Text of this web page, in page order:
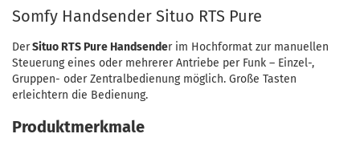
Somfy Handsender Situo RTS Pure
DerSituo RTS Pure Handsender im Hochformat zur manuellen
Steuerung eines oder mehrerer Antriebe per Funk – Einzel-,
Gruppen- oder Zentralbedienung möglich. Große Tasten
erleichtern die Bedienung.
Produktmerkmale